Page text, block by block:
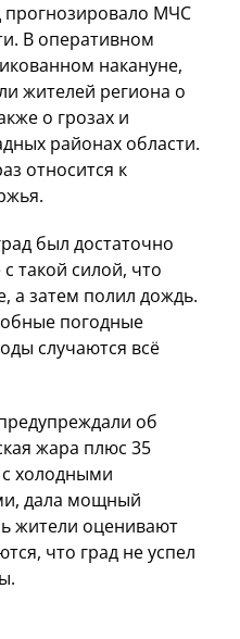
прогнозировало МЧС
В оперативном
накануне,
жителей региона о
о грозах и
районах области.
относится к
был достаточно
такой силой, что
а затем полил дождь.
погодные
случаются всё
об
жара плюс 35
с холодными
дала мощный
жители оценивают
что град не успел